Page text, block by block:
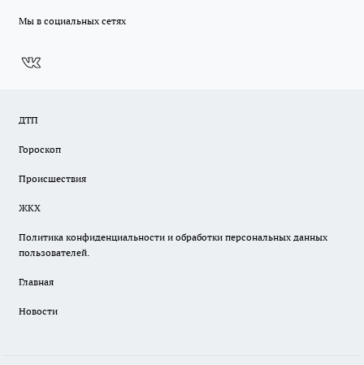
Мы в социальных сетях
ДТП
Гороскоп
Происшествия
ЖКХ
Политика конфиденциальности и обработки персональных данных
пользователей.
Главная
Новости